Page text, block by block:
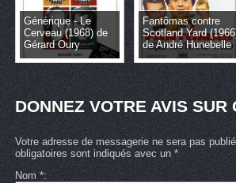
Générique - Le
Cerveau (1968) de
Gérard Oury
Fantômas contre
Scotland Yard
de André Hunebelle
DONNEZ VOTRE AVIS SUR
Votre adresse de messagerie ne sera pas
obligatoires sont indiqués avec un *
Nom *